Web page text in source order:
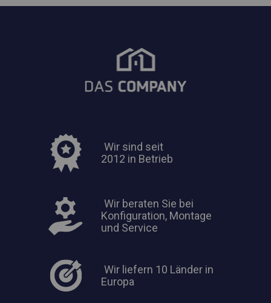
Wir sind seit
2012 in Betrieb
Wir beraten Sie bei
Konfiguration, Montage
und Service
Wir liefern 10 Länder in
Europa